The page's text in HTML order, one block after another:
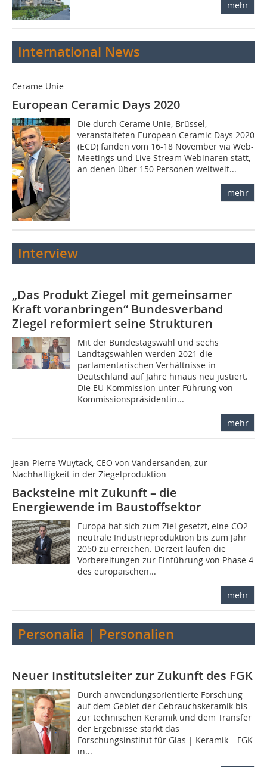
mehr
International News
Cerame Unie
European Ceramic Days 2020
Die durch Cerame Unie, Brüssel,
veranstalteten European Ceramic Days 2020
(ECD) fanden vom 16-18 November via Web-
Meetings und Live Stream Webinaren statt,
an denen über 150 Personen weltweit...
mehr
Interview
„Das Produkt Ziegel mit gemeinsamer
Kraft voranbringen“ Bundesverband
Ziegel reformiert seine Strukturen
Mit der Bundestagswahl und sechs
Landtagswahlen werden 2021 die
parlamentarischen Verhältnisse in
Deutschland auf Jahre hinaus neu justiert.
Die EU-Kommission unter Führung von
Kommissionspräsidentin...
mehr
Jean-Pierre Wuytack, CEO von Vandersanden, zur
Nachhaltigkeit in der Ziegelproduktion
Backsteine mit Zukunft – die
Energiewende im Baustoffsektor
Europa hat sich zum Ziel gesetzt, eine CO2-
neutrale Industrieproduktion bis zum Jahr
2050 zu erreichen. Derzeit laufen die
Vorbereitungen zur Einführung von Phase 4
des europäischen...
mehr
Personalia | Personalien
Neuer Institutsleiter zur Zukunft des FGK
Durch anwendungsorientierte Forschung
auf dem Gebiet der Gebrauchskeramik bis
zur technischen Keramik und dem Transfer
der Ergebnisse stärkt das
Forschungsinstitut für Glas | Keramik – FGK
in...